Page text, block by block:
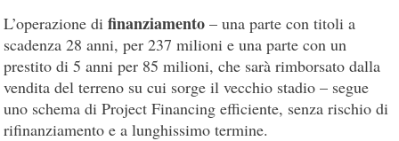
L’operazione difinanziamento – una parte con titoli a
scadenza 28 anni, per 237 milioni e una parte con un
prestito di 5 anni per 85 milioni, che sarà rimborsato dalla
vendita del terreno su cui sorge il vecchio stadio – segue
uno schema di Project Financing efficiente, senza rischio di
rifinanziamento e a lunghissimo termine.